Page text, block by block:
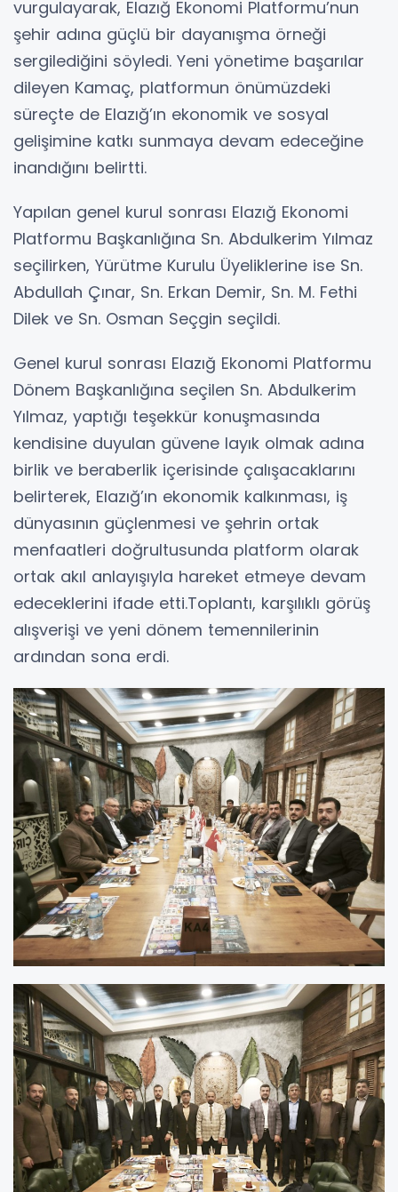
vurgulayarak, Elazığ Ekonomi Platformu’nun
şehir adına güçlü bir dayanışma örneği
sergilediğini söyledi. Yeni yönetime başarılar
dileyen Kamaç, platformun önümüzdeki
süreçte de Elazığ’ın ekonomik ve sosyal
gelişimine katkı sunmaya devam edeceğine
inandığını belirtti.
Yapılan genel kurul sonrası Elazığ Ekonomi
Platformu Başkanlığına Sn. Abdulkerim Yılmaz
seçilirken, Yürütme Kurulu Üyeliklerine ise Sn.
Abdullah Çınar, Sn. Erkan Demir, Sn. M. Fethi
Dilek ve Sn. Osman Seçgin seçildi.
Genel kurul sonrası Elazığ Ekonomi Platformu
Dönem Başkanlığına seçilen Sn. Abdulkerim
Yılmaz, yaptığı teşekkür konuşmasında
kendisine duyulan güvene layık olmak adına
birlik ve beraberlik içerisinde çalışacaklarını
belirterek, Elazığ’ın ekonomik kalkınması, iş
dünyasının güçlenmesi ve şehrin ortak
menfaatleri doğrultusunda platform olarak
ortak akıl anlayışıyla hareket etmeye devam
edeceklerini ifade etti.Toplantı, karşılıklı görüş
alışverişi ve yeni dönem temennilerinin
ardından sona erdi.